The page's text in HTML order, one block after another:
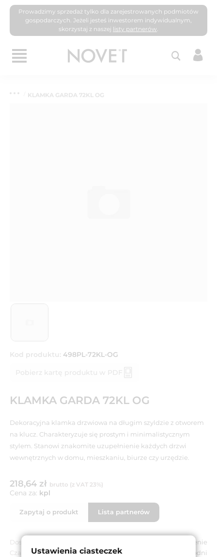
Prowadzimy sprzedaż tylko dla zarejestrowanych podmiotów
gospodarczych. Jeżeli jesteś inwestorem indywidualnym,
skorzystaj z naszej listy partnerów.
KLAMKA GARDA 72KL OG
Kod produktu: 498PL-72KL-OG
Pobierz kartę produktu w PDF
KLAMKA GARDA 72KL OG
Dekoracyjna klamka drzwiowa na długim szyldzie z otworem
na klucz. Charakteryzuje się prostym i minimalistycznym
stylem. Stanowi znakomite uzupełnienie każdych drzwi
wewnętrznych w domu, mieszkaniu, biurze czy urzędzie.
218,64 zł brutto (z VAT 23%)
Cena za: kpl
Zapytaj o produkt Lista partnerów
Dostępność:
Na zamówienie
Czas dostawy:
Do 8 tygodni
Ustawienia ciasteczek